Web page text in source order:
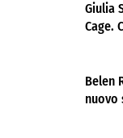
Giulia
Cage.
Belen
nuovo